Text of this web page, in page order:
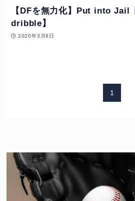
【DFを無力化】Put into Jail
dribble】
2020年3月8日
1